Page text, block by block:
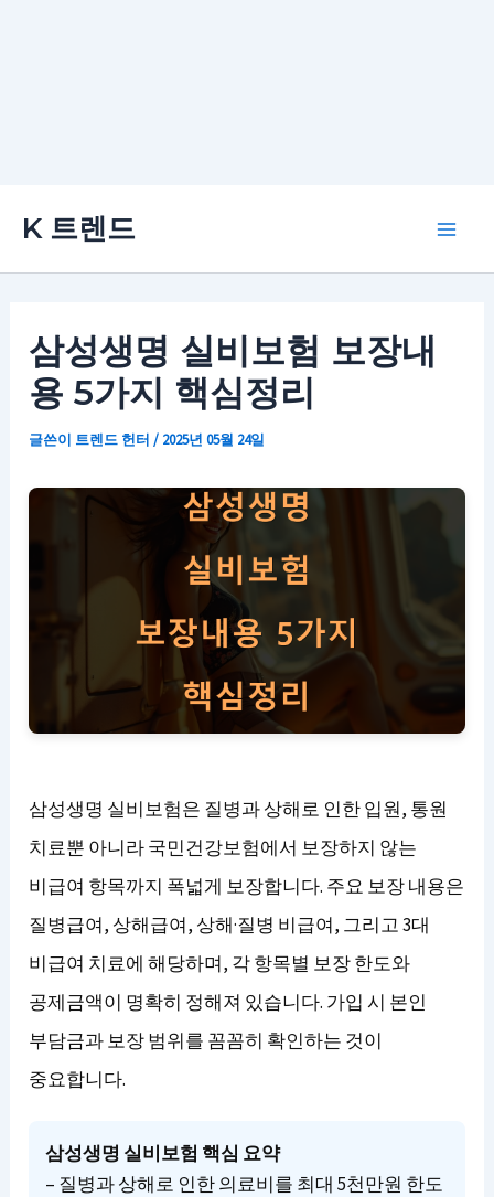
K 트렌드
삼성생명 실비보험 보장내
용 5가지 핵심정리
글쓴이 트렌드 헌터/ 2025년 05월 24일
삼성생명 실비보험은 질병과 상해로 인한 입원, 통원
치료뿐 아니라 국민건강보험에서 보장하지 않는
비급여 항목까지 폭넓게 보장합니다. 주요 보장 내용은
질병급여, 상해급여, 상해·질병 비급여, 그리고 3대
비급여 치료에 해당하며, 각 항목별 보장 한도와
공제금액이 명확히 정해져 있습니다. 가입 시 본인
부담금과 보장 범위를 꼼꼼히 확인하는 것이
중요합니다.
삼성생명 실비보험 핵심 요약
– 질병과 상해로 인한 의료비를 최대 5천만원 한도